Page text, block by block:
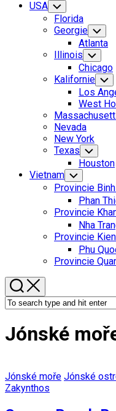
USA Toggle
Child
Menu
Florida
Georgie Toggle
Child
Menu
Atlanta
Illinois Toggle
Child
Menu
Chicago
Kalifornie
Los
West
Nevada
New York
Texas Toggle
Child
Menu
Houston
Vietnam Toggle
Child
Menu
Provincie
Phan
Provincie
Nha
Provincie
Phu
Provincie
Jónské
Jónské moře Jónské
Zakynthos